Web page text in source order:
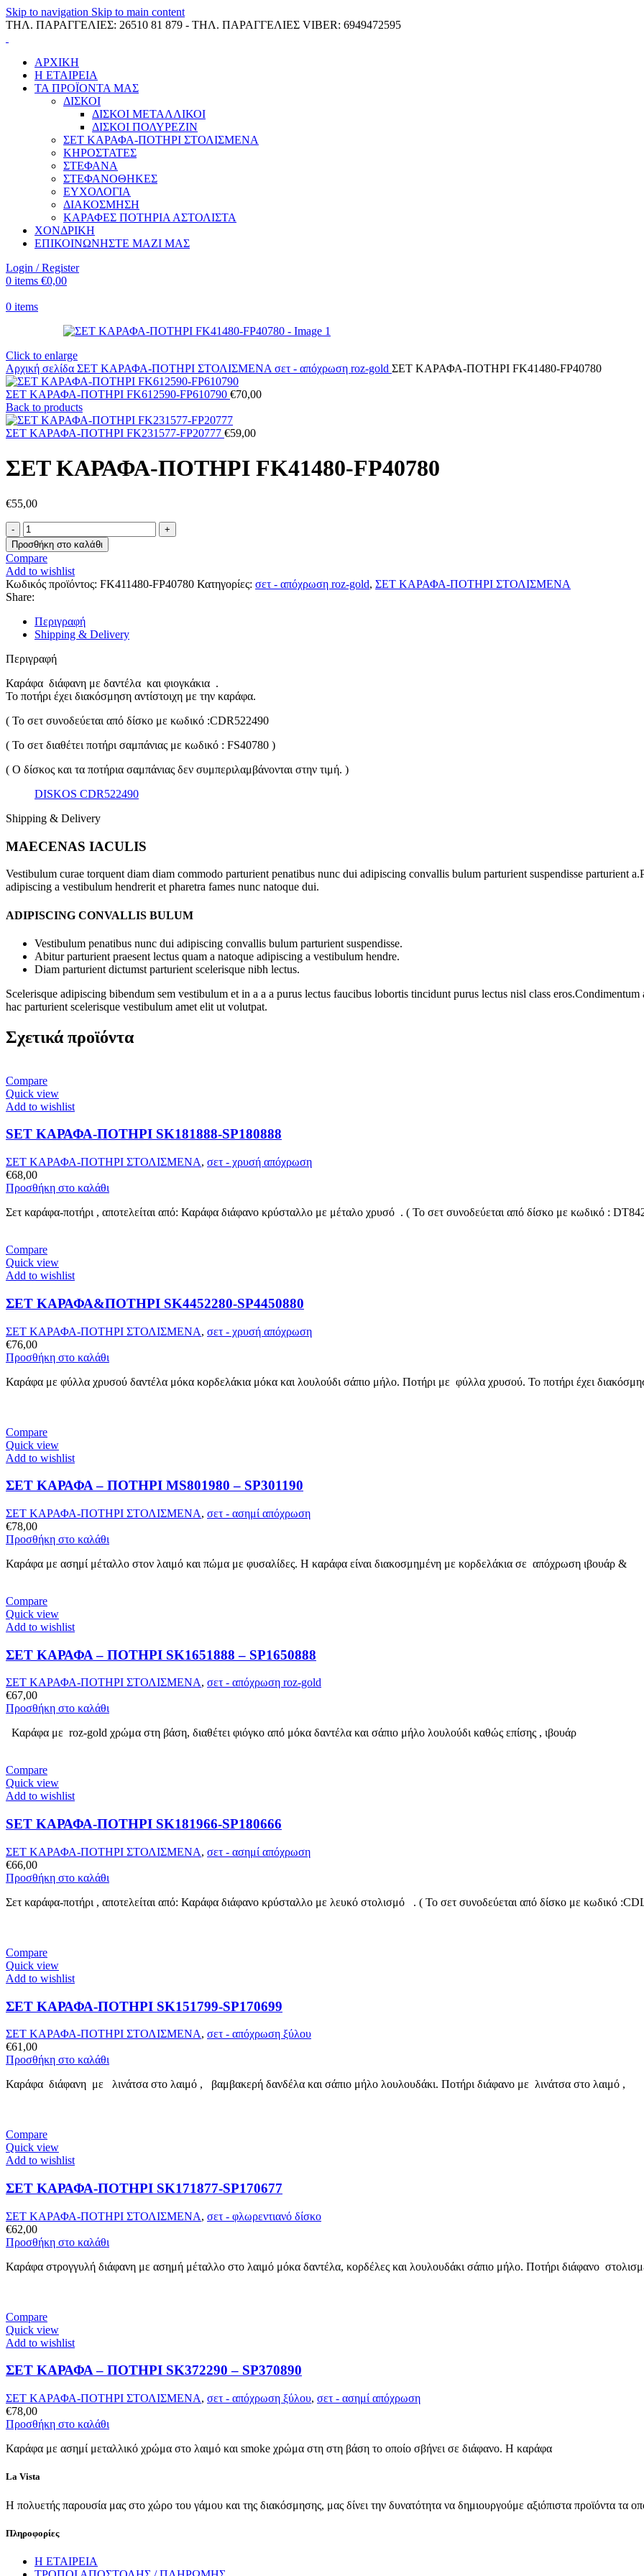
Skip to navigation Skip to main content
ΤΗΛ. ΠΑΡΑΓΓΕΛΙΕΣ: 26510 81 879 - ΤΗΛ. ΠΑΡΑΓΓΕΛΙΕΣ VIBER: 6949472595
ΑΡΧΙΚΗ
Η ΕΤΑΙΡΕΙΑ
ΤΑ ΠΡΟΪΟΝΤΑ ΜΑΣ
ΔΙΣΚΟΙ
ΔΙΣΚΟΙ ΜΕΤΑΛΛΙΚΟΙ
ΔΙΣΚΟΙ ΠΟΛΥΡΕΖΙΝ
ΣΕΤ ΚΑΡΑΦΑ-ΠΟΤΗΡΙ ΣΤΟΛΙΣΜΕΝΑ
ΚΗΡΟΣΤΑΤΕΣ
ΣΤΕΦΑΝΑ
ΣΤΕΦΑΝΟΘΗΚΕΣ
ΕΥΧΟΛΟΓΙΑ
ΔΙΑΚΟΣΜΗΣΗ
ΚΑΡΑΦΕΣ ΠΟΤΗΡΙΑ ΑΣΤΟΛΙΣΤΑ
ΧΟΝΔΡΙΚΗ
ΕΠΙΚΟΙΝΩΝΗΣΤΕ ΜΑΖΙ ΜΑΣ
Login / Register
0 items €0,00
0 items
Click to enlarge
Αρχική σελίδα ΣΕΤ ΚΑΡΑΦΑ-ΠΟΤΗΡΙ ΣΤΟΛΙΣΜΕΝΑ σετ - απόχρωση roz-gold ΣΕΤ ΚΑΡΑΦΑ-ΠΟΤΗΡΙ FK41480-FP40780
ΣΕΤ ΚΑΡΑΦΑ-ΠΟΤΗΡΙ FK612590-FP610790 €70,00
Back to products
ΣΕΤ ΚΑΡΑΦΑ-ΠΟΤΗΡΙ FK231577-FP20777 €59,00
ΣΕΤ ΚΑΡΑΦΑ-ΠΟΤΗΡΙ FK41480-FP40780
€55,00
ΣΕΤ
ΚΑΡΑΦΑ-
ΠΟΤΗΡΙ
FK41480-
FP40780
ποσότητα
Προσθήκη στο καλάθι
Compare
Add to wishlist
Κωδικός προϊόντος: FK411480-FP40780 Κατηγορίες: σετ - απόχρωση roz-gold, ΣΕΤ ΚΑΡΑΦΑ-ΠΟΤΗΡΙ ΣΤΟΛΙΣΜΕΝΑ
Share:
Περιγραφή
Shipping & Delivery
Περιγραφή
Καράφα διάφανη με δαντέλα και φιογκάκια .
Το ποτήρι έχει διακόσμηση αντίστοιχη με την καράφα.
( Το σετ συνοδεύεται από δίσκο με κωδικό :CDR522490
( Το σετ διαθέτει ποτήρι σαμπάνιας με κωδικό : FS40780 )
( Ο δίσκος και τα ποτήρια σαμπάνιας δεν συμπεριλαμβάνονται στην τιμή. )
DISKOS CDR522490
Shipping & Delivery
MAECENAS IACULIS
Vestibulum curae torquent diam diam commodo parturient penatibus nunc dui adipiscing convallis bulum parturient suspendisse parturient
adipiscing a vestibulum hendrerit et pharetra fames nunc natoque dui.
ADIPISCING CONVALLIS BULUM
Vestibulum penatibus nunc dui adipiscing convallis bulum parturient suspendisse.
Abitur parturient praesent lectus quam a natoque adipiscing a vestibulum hendre.
Diam parturient dictumst parturient scelerisque nibh lectus.
Scelerisque adipiscing bibendum sem vestibulum et in a a a purus lectus faucibus lobortis tincidunt purus lectus nisl class
hac parturient scelerisque vestibulum amet elit ut volutpat.
Σχετικά προϊόντα
Compare
Quick view
Add to wishlist
SET ΚΑΡΑΦΑ-ΠΟΤΗΡΙ SK181888-SP180888
ΣΕΤ ΚΑΡΑΦΑ-ΠΟΤΗΡΙ ΣΤΟΛΙΣΜΕΝΑ, σετ - χρυσή απόχρωση
€68,00
Προσθήκη στο καλάθι
Σετ καράφα-ποτήρι , αποτελείται από: Καράφα διάφανο κρύσταλλο με μέταλο χρυσό . ( Το σετ συνοδεύεται από δίσκο με κωδικό :
Compare
Quick view
Add to wishlist
ΣΕΤ ΚΑΡΑΦΑ&ΠΟΤΗΡΙ SK4452280-SP4450880
ΣΕΤ ΚΑΡΑΦΑ-ΠΟΤΗΡΙ ΣΤΟΛΙΣΜΕΝΑ, σετ - χρυσή απόχρωση
€76,00
Προσθήκη στο καλάθι
Καράφα με φύλλα χρυσού δαντέλα μόκα κορδελάκια μόκα και λουλούδι σάπιο μήλο. Ποτήρι με φύλλα χρυσού. Το ποτήρι έχει
Compare
Quick view
Add to wishlist
ΣΕΤ ΚΑΡΑΦΑ – ΠΟΤHΡΙ MS801980 – SP301190
ΣΕΤ ΚΑΡΑΦΑ-ΠΟΤΗΡΙ ΣΤΟΛΙΣΜΕΝΑ, σετ - ασημί απόχρωση
€78,00
Προσθήκη στο καλάθι
Καράφα με ασημί μέταλλο στον λαιμό και πώμα με φυσαλίδες. Η καράφα είναι διακοσμημένη με κορδελάκια σε απόχρωση ιβουάρ &
Compare
Quick view
Add to wishlist
ΣΕΤ ΚΑΡΑΦΑ – ΠΟΤΗΡΙ SK1651888 – SP1650888
ΣΕΤ ΚΑΡΑΦΑ-ΠΟΤΗΡΙ ΣΤΟΛΙΣΜΕΝΑ, σετ - απόχρωση roz-gold
€67,00
Προσθήκη στο καλάθι
Καράφα με roz-gold χρώμα στη βάση, διαθέτει φιόγκο από μόκα δαντέλα και σάπιο μήλο λουλούδι καθώς επίσης , ιβουάρ
Compare
Quick view
Add to wishlist
SET ΚΑΡΑΦΑ-ΠΟΤΗΡΙ SK181966-SP180666
ΣΕΤ ΚΑΡΑΦΑ-ΠΟΤΗΡΙ ΣΤΟΛΙΣΜΕΝΑ, σετ - ασημί απόχρωση
€66,00
Προσθήκη στο καλάθι
Σετ καράφα-ποτήρι , αποτελείται από: Καράφα διάφανο κρύσταλλο με λευκό στολισμό . ( Το σετ συνοδεύεται από δίσκο με κωδικό
Compare
Quick view
Add to wishlist
ΣΕΤ ΚΑΡΑΦΑ-ΠΟΤΗΡΙ SK151799-SP170699
ΣΕΤ ΚΑΡΑΦΑ-ΠΟΤΗΡΙ ΣΤΟΛΙΣΜΕΝΑ, σετ - απόχρωση ξύλου
€61,00
Προσθήκη στο καλάθι
Καράφα διάφανη με λινάτσα στο λαιμό , βαμβακερή δανδέλα και σάπιο μήλο λουλουδάκι. Ποτήρι διάφανο με λινάτσα στο λαιμό ,
Compare
Quick view
Add to wishlist
ΣΕΤ ΚΑΡΑΦΑ-ΠΟΤΗΡΙ SK171877-SP170677
ΣΕΤ ΚΑΡΑΦΑ-ΠΟΤΗΡΙ ΣΤΟΛΙΣΜΕΝΑ, σετ - φλωρεντιανό δίσκο
€62,00
Προσθήκη στο καλάθι
Καράφα στρογγυλή διάφανη με ασημή μέταλλο στο λαιμό μόκα δαντέλα, κορδέλες και λουλουδάκι σάπιο μήλο. Ποτήρι διάφανο
Compare
Quick view
Add to wishlist
ΣΕΤ ΚΑΡΑΦΑ – ΠΟΤΗΡΙ SK372290 – SP370890
ΣΕΤ ΚΑΡΑΦΑ-ΠΟΤΗΡΙ ΣΤΟΛΙΣΜΕΝΑ, σετ - απόχρωση ξύλου, σετ - ασημί απόχρωση
€78,00
Προσθήκη στο καλάθι
Καράφα με ασημί μεταλλικό χρώμα στο λαιμό και smoke χρώμα στη στη βάση το οποίο σβήνει σε διάφανο. Η καράφα
La Vista
Η πολυετής παρουσία μας στο χώρο του γάμου και της διακόσμησης, μας δίνει την δυνατότητα να δημιουργούμε αξιόπιστα προϊόντα τα
Πληροφορίες
Η ΕΤΑΙΡΕΙΑ